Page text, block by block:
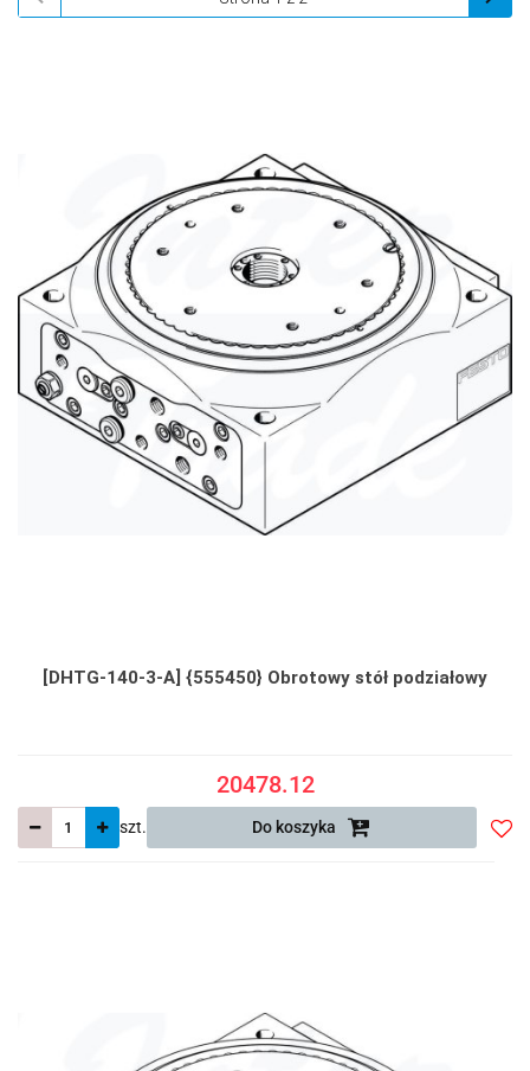
[DHTG-140-3-A] {555450} Obrotowy stół podziałowy
20478.12
szt. Do koszyka